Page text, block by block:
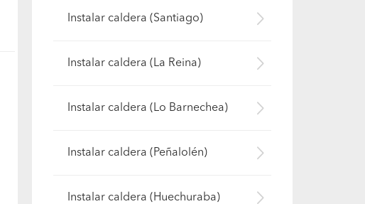
Instalar caldera (Santiago)
Instalar caldera (La Reina)
Instalar caldera (Lo Barnechea)
Instalar caldera (Peñalolén)
Instalar caldera (Huechuraba)